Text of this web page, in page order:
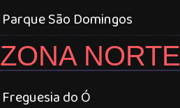
Parque São Domingos
ZONA NORTE
Freguesia do Ó